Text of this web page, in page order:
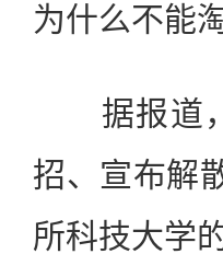
为什么不能
据报道，
招、宣布解
所科技大学